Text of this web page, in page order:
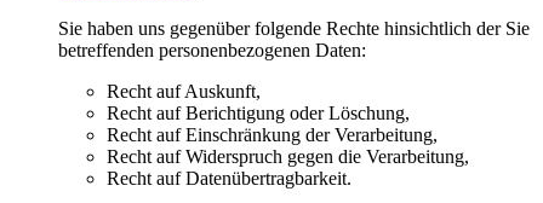
Sie haben uns gegenüber folgende Rechte hinsichtlich der Sie
betreffenden personenbezogenen Daten:
Recht auf Auskunft,
Recht auf Berichtigung oder Löschung,
Recht auf Einschränkung der Verarbeitung,
Recht auf Widerspruch gegen die Verarbeitung,
Recht auf Datenübertragbarkeit.